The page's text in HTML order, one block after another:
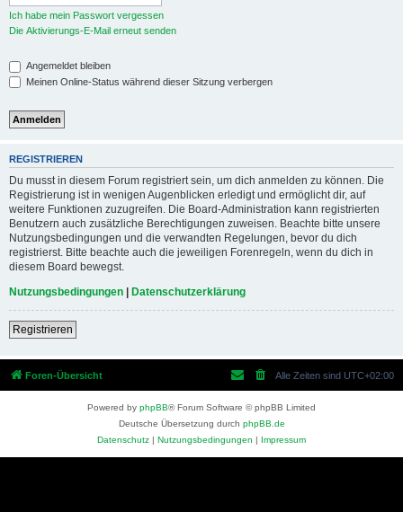
Ich habe mein Passwort vergessen
Die Aktivierungs-E-Mail erneut senden
Angemeldet bleiben
Meinen Online-Status während dieser Sitzung verbergen
REGISTRIEREN
Du musst in diesem Forum registriert sein, um dich anmelden zu können. Die
Registrierung ist in wenigen Augenblicken erledigt und ermöglicht dir, auf
weitere Funktionen zuzugreifen. Die Board-Administration kann registrierten
Benutzern auch zusätzliche Berechtigungen zuweisen. Beachte bitte unsere
Nutzungsbedingungen und die verwandten Regelungen, bevor du dich
registrierst. Bitte beachte auch die jeweiligen Forenregeln, wenn du dich in
diesem Board bewegst.
Nutzungsbedingungen | Datenschutzerklärung
Registrieren
Foren-Übersicht Alle Zeiten sind UTC+02:00
Powered by phpBB® Forum Software © phpBB Limited
Deutsche Übersetzung durch phpBB.de
Datenschutz | Nutzungsbedingungen | Impressum